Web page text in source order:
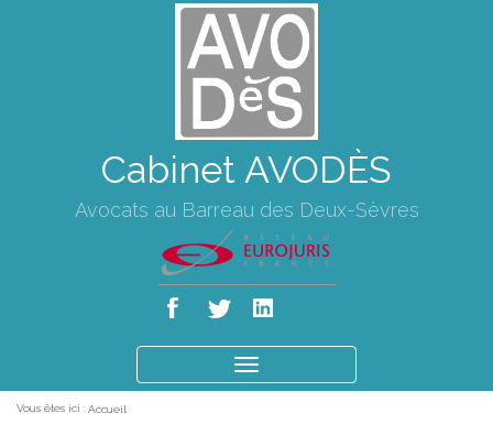
Cabinet AVODÈS
Avocats au Barreau des Deux-Sèvres
le
Vous êtes ici : Accueil